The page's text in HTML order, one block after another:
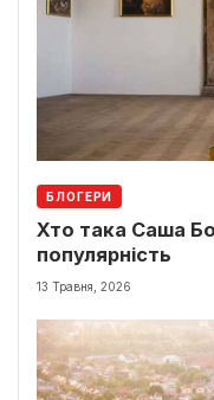
БЛОГЕРИ
Хто така Саша
популярність
13 Травня, 2026